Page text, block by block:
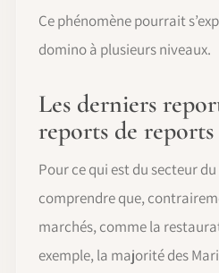
Ce phénomène pourrait
domino à plusieurs niveaux.
Les derniers
reports de reports
Pour ce qui est du secteur
comprendre que,
marchés, comme la
exemple, la majorité des